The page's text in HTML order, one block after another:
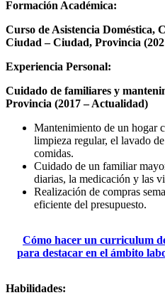
Formación Académica:
Curso de Asistencia Doméstica,
Ciudad – Ciudad, Provincia
Experiencia Personal:
Cuidado de familiares y
Provincia (2017 – Actualidad)
Mantenimiento de un hogar
limpieza regular, el lavado
comidas.
Cuidado de un familiar
diarias, la medicación y las
Realización de compras
eficiente del presupuesto.
Cómo hacer un curriculum
para destacar en el ámbito
Habilidades: